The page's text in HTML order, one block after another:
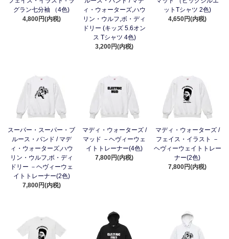
グラン七分袖 （4色)
4,800円(内税)
ィ・ウォーターズ,ハウ
リン・ウルフ,ボ・ディ
ドリー (キッズ 5.6オン
ス Tシャツ 4色)
3,200円(内税)
ットTシャツ 2色)
4,650円(内税)
スーパー・スーパー・ブ
ルース・バンド / マデ
ィ・ウォーターズ,ハウ
リン・ウルフ,ボ・ディ
ドリー －ヘヴィーウェ
イトトレーナー(2色)
7,800円(内税)
マディ・ウォーターズ /
マッド －ヘヴィーウェ
イトトレーナー(4色)
7,800円(内税)
マディ・ウォーターズ /
フェイス・イラスト －
ヘヴィーウェイトトレー
ナー(2色)
7,800円(内税)